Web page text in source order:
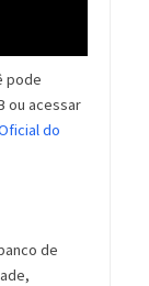
pode
ou acessar
do
de